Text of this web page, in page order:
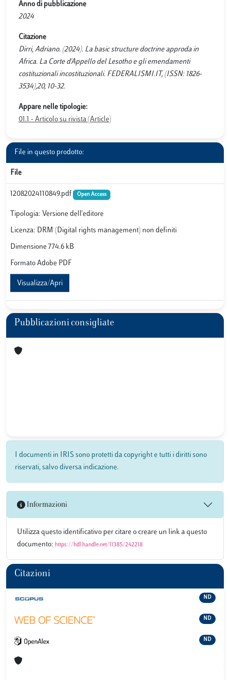
Anno di pubblicazione
2024
Citazione
Dirri, Adriano. (2024). La basic structure doctrine approda in
Africa. La Corte d'Appello del Lesotho e gli emendamenti
costituzionali incostituzionali. FEDERALISMI.IT, (ISSN: 1826-
3534),20, 10-32.
Appare nelle tipologie:
01.1 - Articolo su rivista (Article)
File in questo prodotto:
File
12082024110849.pdf Open Access
Tipologia: Versione dell'editore
Licenza: DRM (Digital rights management) non definiti
Dimensione 774.6 kB
Formato Adobe PDF
Visualizza/Apri
Pubblicazioni consigliate
I documenti in IRIS sono protetti da copyright e tutti i diritti sono
riservati, salvo diversa indicazione.
Informazioni
Utilizza questo identificativo per citare o creare un link a questo
documento: https://hdl.handle.net/11385/242218
Citazioni
ND
ND
ND